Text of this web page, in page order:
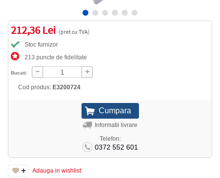
212,36 Lei (pret cu TVA)
Stoc furnizor
213 puncte de fidelitate
Bucati:
Cod produs: E3200724
Informatii livrare
Telefon:
0372 552 601
Adauga in wishlist